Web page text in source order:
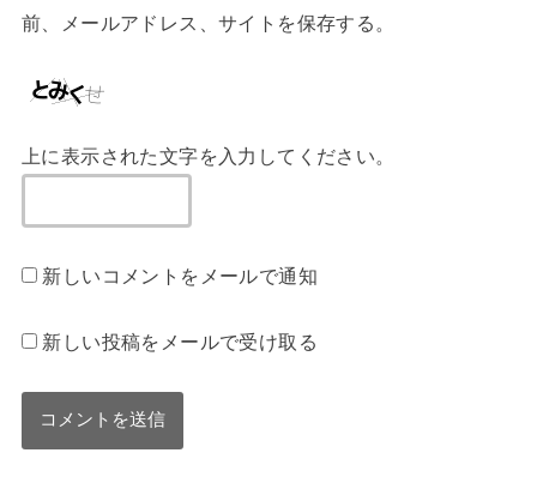
前、メールアドレス、サイトを保存する。
上に表示された文字を入力してください。
新しいコメントをメールで通知
新しい投稿をメールで受け取る